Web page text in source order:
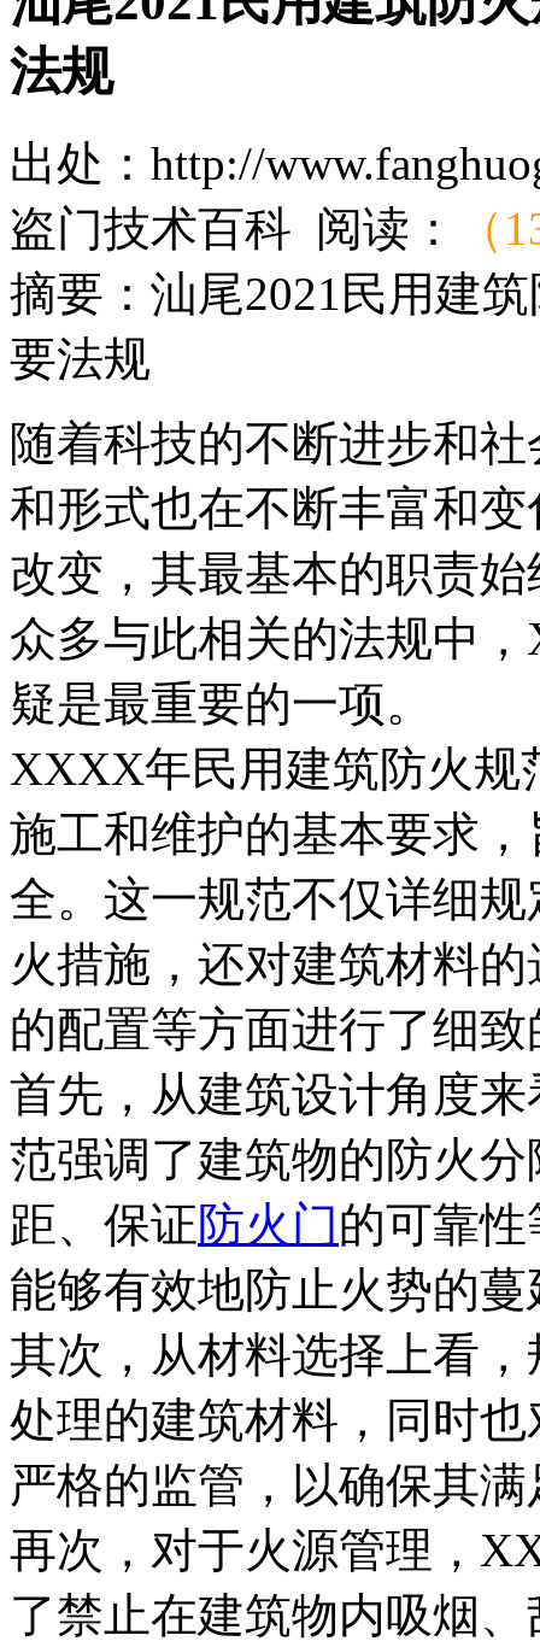
法规
出处：http://
盗门技术百科 阅读：
（
摘要： 汕尾2021民用建
要法规
随着科技的不断进步和
和形式也在不断丰富和
改变，其最基本的职责
众多与此相关的法规中
疑是最重要的一项。
XXXX年民用建筑防火规
施工和维护的基本要求
全。这一规范不仅详细
火措施，还对建筑材料
的配置等方面进行了细
首先，从建筑设计角度
范强调了建筑物的防火
距、保证防火门的可靠
能够有效地防止火势的蔓
其次，从材料选择上看
处理的建筑材料，同时
严格的监管，以确保其
再次，对于火源管理，
了禁止在建筑物内吸烟